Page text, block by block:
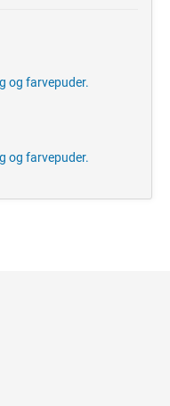
og farvepuder.
og farvepuder.